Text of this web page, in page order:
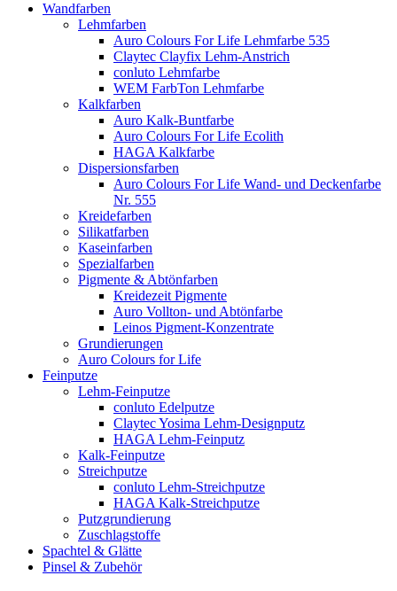
Wandfarben
Lehmfarben
Auro Colours For Life Lehmfarbe 535
Claytec Clayfix Lehm-Anstrich
conluto Lehmfarbe
WEM FarbTon Lehmfarbe
Kalkfarben
Auro Kalk-Buntfarbe
Auro Colours For Life Ecolith
HAGA Kalkfarbe
Dispersionsfarben
Auro Colours For Life Wand- und Deckenfarbe
Nr. 555
Kreidefarben
Silikatfarben
Kaseinfarben
Spezialfarben
Pigmente & Abtönfarben
Kreidezeit Pigmente
Auro Vollton- und Abtönfarbe
Leinos Pigment-Konzentrate
Grundierungen
Auro Colours for Life
Feinputze
Lehm-Feinputze
conluto Edelputze
Claytec Yosima Lehm-Designputz
HAGA Lehm-Feinputz
Kalk-Feinputze
Streichputze
conluto Lehm-Streichputze
HAGA Kalk-Streichputze
Putzgrundierung
Zuschlagstoffe
Spachtel & Glätte
Pinsel & Zubehör